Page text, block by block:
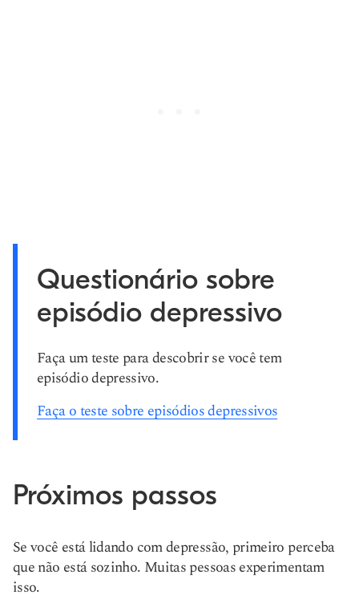
Questionário sobre
episódio depressivo
Faça um teste para descobrir se você tem
episódio depressivo.
Faça o teste sobre episódios depressivos
Próximos passos
Se você está lidando com depressão, primeiro perceba
que não está sozinho. Muitas pessoas experimentam
isso.